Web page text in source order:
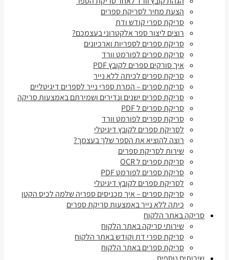
הצעת מחיר לסריקת ספרים
סריקת ספרי קודש ודת
רוצים ליצור ספר אלקטרוני בעצמכם?
סריקת ספרים לספריות וארכיונים
סריקת ספרים לפורמט וורד
איך סורקים ספרים לקובץ PDF
סריקת ספרים לכיתה ללא נייר
סריקת ספרים – המרת ספרי נייר לספרים דיגיטליים
סריקת ספרים ישנים ונדירים ושמירתם באמצעות סריקה
סריקת ספרים ל PDF
סריקת ספרים לפורמט וורד
לסריקת ספרים לקובץ דיגיטלי
רוצה להוציא את הספר שלך בעצמך?
שירות לסריקת ספרים
סריקת ספרים ל OCR
סריקת ספרים לפורמט PDF
לסריקת ספרים לקובץ דיגיטלי
סריקת ספרים – איך מכניסים ספריה שלמה לכיס הקטן
כיתה ללא נייר באמצעות סריקת ספרים
סריקה באתר הלקוח
שירותי סריקה באתר הלקוח
סריקת ספרי דת וקודש באתר הלקוח
סריקת ספרים באתר הלקוח